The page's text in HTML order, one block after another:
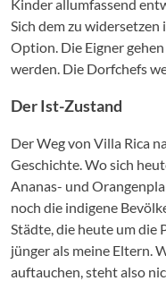
Kinder allumfassend
Sich dem zu
Option. Die Eigner
werden. Die Dorfchefs
Der Ist-Zustand
Der Weg von Villa Rica
Geschichte. Wo sich
Ananas- und
noch die indigene
Städte, die heute um die
jünger als meine Eltern.
auftauchen, steht also